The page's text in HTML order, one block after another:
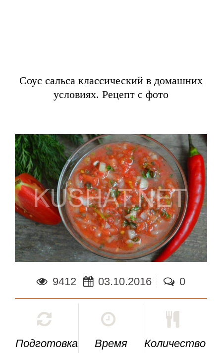
Соус сальса классический в домашних
условиях. Рецепт с фото
9412 03.10.2016 0
Подготовка
Время
Количество